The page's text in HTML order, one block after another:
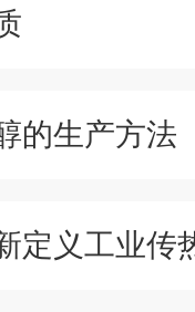
的生产方法